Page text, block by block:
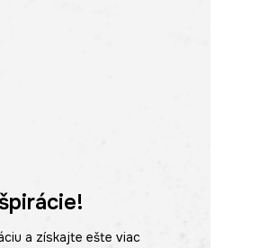
a získajte ešte viac